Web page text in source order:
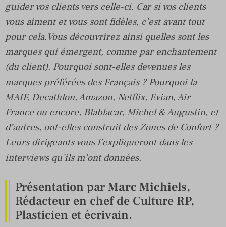
guider vos clients vers celle-ci. Car si vos clients
vous aiment et vous sont fidèles, c’est avant tout
pour cela.Vous découvrirez ainsi quelles sont les
marques qui émergent, comme par enchantement
(du client). Pourquoi sont-elles devenues les
marques préférées des Français ? Pourquoi la
MAIF, Decathlon, Amazon, Netflix, Evian, Air
France ou encore, Blablacar, Michel & Augustin, et
d’autres, ont-elles construit des Zones de Confort ?
Leurs dirigeants vous l’expliqueront dans les
interviews qu’ils m’ont données.
Présentation parMarc Michiels,
Rédacteur en chef de Culture RP,
Plasticien et écrivain.